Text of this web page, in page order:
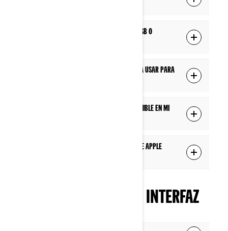
¿Requiere Apple CarPlay una conexión USB o
¿Hay algún cable USB específico que deba usar para
Parece que Apple CarPlay no está disponible en mi
¿Qué aplicaciones puedo usar a través de Apple
NAVEGACIÓN POR LA INTERFAZ